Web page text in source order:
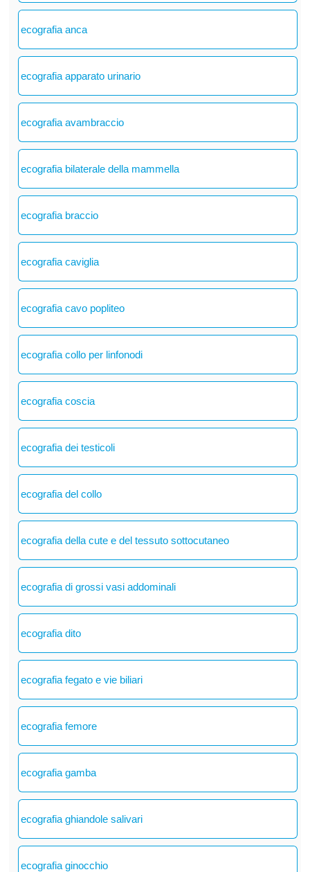
ecografia anca
ecografia apparato urinario
ecografia avambraccio
ecografia bilaterale della mammella
ecografia braccio
ecografia caviglia
ecografia cavo popliteo
ecografia collo per linfonodi
ecografia coscia
ecografia dei testicoli
ecografia del collo
ecografia della cute e del tessuto sottocutaneo
ecografia di grossi vasi addominali
ecografia dito
ecografia fegato e vie biliari
ecografia femore
ecografia gamba
ecografia ghiandole salivari
ecografia ginocchio